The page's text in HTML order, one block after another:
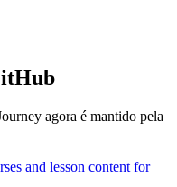
agora é mantido pela
and lesson content for